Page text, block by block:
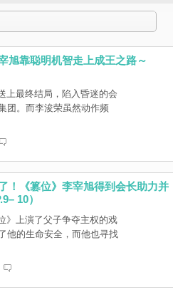
旭靠聪明机智走上成王之路～
上最终结局，陷入昏迷的会
团。而李浚荣虽然动作频
！《篡位》李宰旭得到会长助力并
10）
》上演了父子争夺主权的戏
他的生命安全，而他也寻找